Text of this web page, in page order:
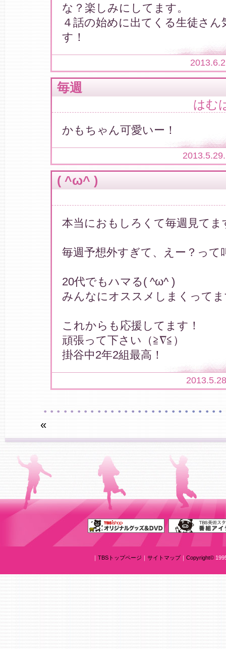
な？楽しみにしてます。
４話の始めに出てくる生徒さん
す！
毎週
はむ
かもちゃん可愛いー！
( ^ω^ )
本当におもしろくて毎週見てま
毎週予想外すぎて、えー？って
20代でもハマる( ^ω^ )
みんなにオススメしまくって
これからも応援してます！
頑張って下さい（≧∇≦）
掛谷中2年2組最高！
«
｜ TBSトップページ ｜ サイトマップ｜ Copyright©